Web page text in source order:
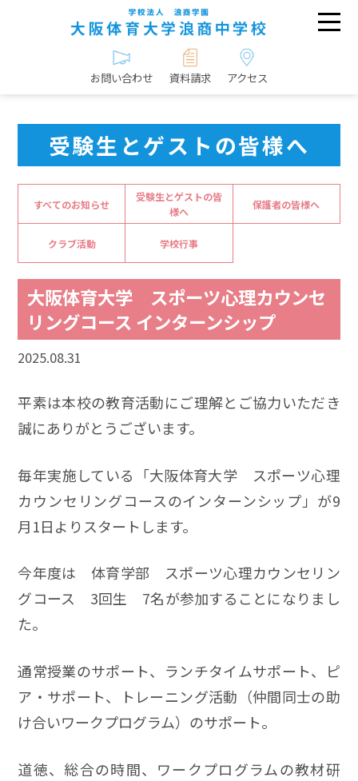
お問い合わせ 資料請求 アクセス
受験生とゲストの皆様へ
すべてのお知らせ
受験生とゲストの皆
様へ
保護者の皆様へ
クラブ活動 学校行事
大阪体育大学 スポーツ心理カウンセ
リングコース インターンシップ
2025.08.31
平素は本校の教育活動にご理解とご協力いただき
誠にありがとうございます。
毎年実施している「大阪体育大学 スポーツ心理
カウンセリングコースのインターンシップ」が9
月1日よりスタートします。
今年度は 体育学部 スポーツ心理カウンセリン
グコース 3回生 7名が参加することになりまし
た。
通常授業のサポート、ランチタイムサポート、ピ
ア・サポート、トレーニング活動（仲間同士の助
け合いワークプログラム）のサポート。
道徳、総合の時間、ワークプログラムの教材研